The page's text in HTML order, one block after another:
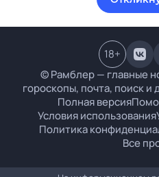
© Рамблер — главные
гороскопы, почта, поиск
Полная версия
Условия использования
Политика
Все
18+